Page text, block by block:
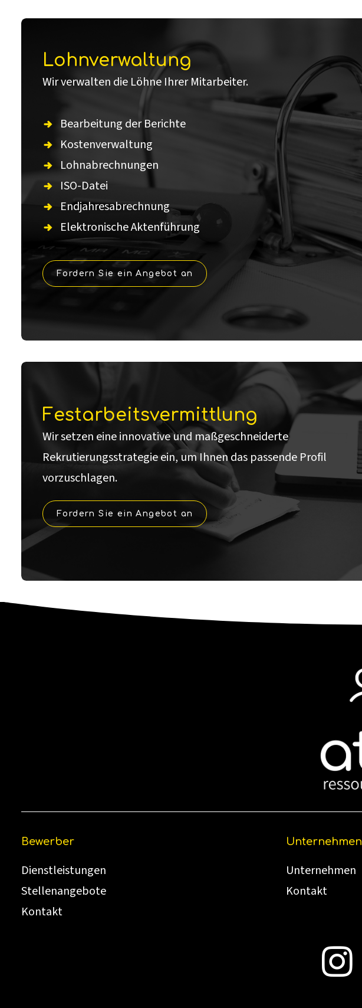
Lohnverwaltung
Wir verwalten die Löhne Ihrer Mitarbeiter.
Bearbeitung der Berichte
Kostenverwaltung
Lohnabrechnungen
ISO-Datei
Endjahresabrechnung
Elektronische Aktenführung
Fordern Sie ein Angebot an
Festarbeitsvermittlung
Wir setzen eine innovative und maßgeschneiderte
Rekrutierungsstrategie ein, um Ihnen das passende Profil
vorzuschlagen.
Fordern Sie ein Angebot an
Bewerber
Dienstleistungen
Stellenangebote
Kontakt
Unternehmen
Unternehmen
Kontakt